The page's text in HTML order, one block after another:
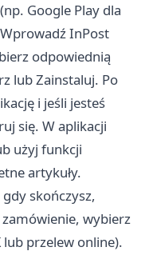
Google Play dla
InPost
odpowiednią
lub Zainstaluj. Po
i jeśli jesteś
się. W aplikacji
użyj funkcji
artykuły.
skończysz,
wybierz
lub przelew online).